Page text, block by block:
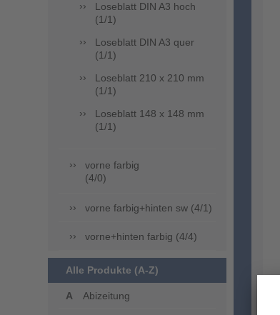
Loseblatt DIN A3 hoch
(1/1)
Loseblatt DIN A3 quer
(1/1)
Loseblatt 210 x 210 mm
(1/1)
Loseblatt 148 x 148 mm
(1/1)
vorne farbig
(4/0)
vorne farbig+hinten sw (4/1)
vorne+hinten farbig (4/4)
Alle Produkte (A-Z)
Abizeitung